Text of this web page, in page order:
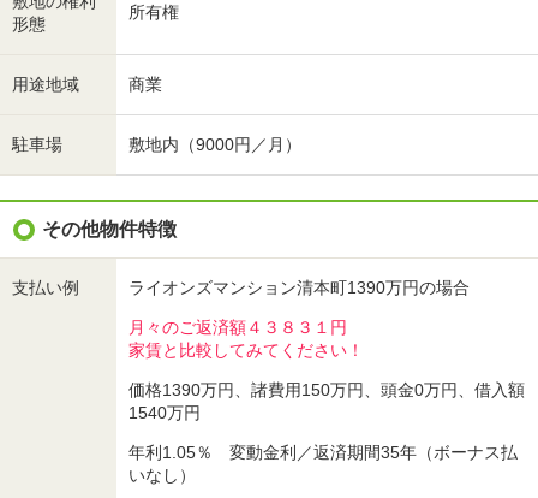
形態
所有権
用途地域 商業
駐車場 敷地内（9000円／月）
その他物件特徴
支払い例 ライオンズマンション清本町1390万円の場合
月々のご返済額４３８３１円
家賃と比較してみてください！
価格1390万円、諸費用150万円、頭金0万円、借入額
1540万円
年利1.05％ 変動金利／返済期間35年（ボーナス払
いなし）